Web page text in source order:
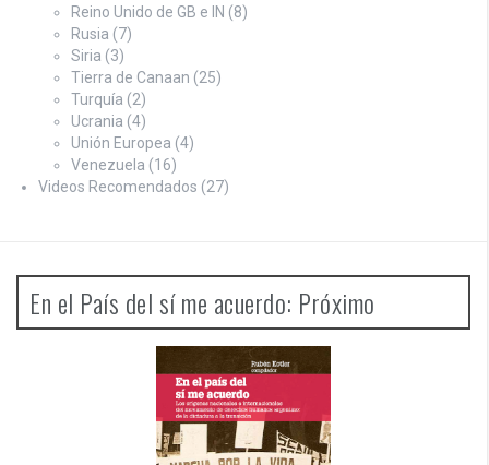
Reino Unido de GB e IN (8)
Rusia (7)
Siria (3)
Tierra de Canaan (25)
Turquía (2)
Ucrania (4)
Unión Europea (4)
Venezuela (16)
Videos Recomendados (27)
En el País del sí me acuerdo: Próximo